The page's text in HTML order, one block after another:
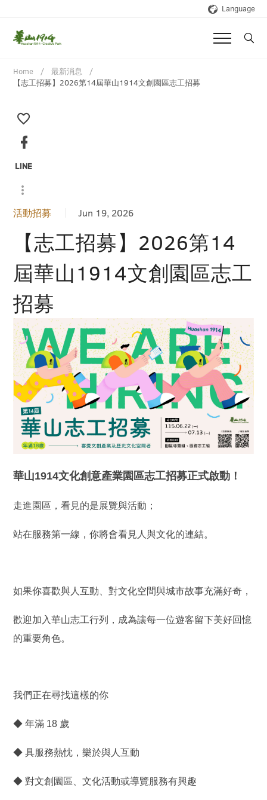
Language
Home
最新消息
【志工招募】2026第14屆華山1914文創園區志工招募
活動招募 Jun 19, 2026
【志工招募】2026第14
屆華山1914文創園區志工
招募
華山1914文化創意產業園區志工招募正式啟動！
走進園區，看見的是展覽與活動；
站在服務第一線，你將會看見人與文化的連結。
如果你喜歡與人互動、對文化空間與城市故事充滿好奇，
歡迎加入華山志工行列，成為讓每一位遊客留下美好回憶
的重要角色。
我們正在尋找這樣的你
◆ 年滿 18 歲
◆ 具服務熱忱，樂於與人互動
◆ 對文創園區、文化活動或導覽服務有興趣